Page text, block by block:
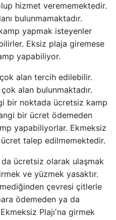
hizmet verememektedir.
bulunmamaktadır.
yapmak isteyenler
Eksiz plaja giremese
yapabiliyor.
alan tercih edilebilir.
alan bulunmaktadır.
bir noktada ücretsiz kamp
bir ücret ödemeden
yapabiliyorlar. Ekmeksiz
talep edilmemektedir.
ücretsiz olarak ulaşmak
ve yüzmek yasaktır.
çevresi çitlerle
ödemeden ya da
Plajı'na girmek